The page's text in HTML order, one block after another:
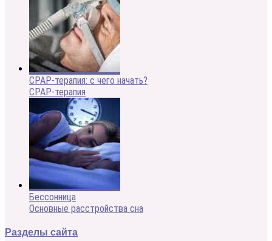
CPAP-терапия: с чего начать?
CPAP-терапия
Бессонница
Основные расстройства сна
Разделы сайта